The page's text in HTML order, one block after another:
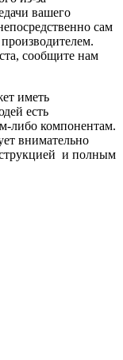
вашего
сам
сообщите нам
иметь
есть
либо компонентам.
внимательно
и полным